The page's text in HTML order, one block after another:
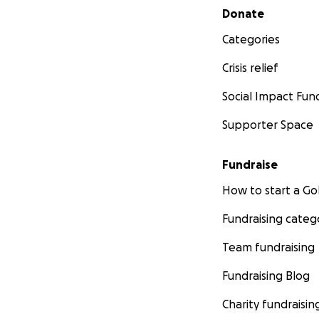
Secondary menu
Donate
Categories
Crisis relief
Social Impact
Supporter Space
Fundraise
How to start a
Fundraising
Team fundraising
Fundraising Blog
Charity